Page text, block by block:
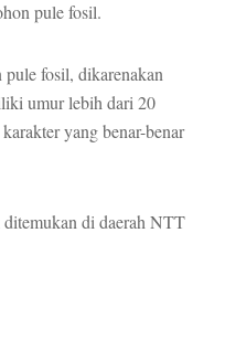
pule fosil.
fosil, dikarenakan
umur lebih dari 20
yang benar-benar
di daerah NTT